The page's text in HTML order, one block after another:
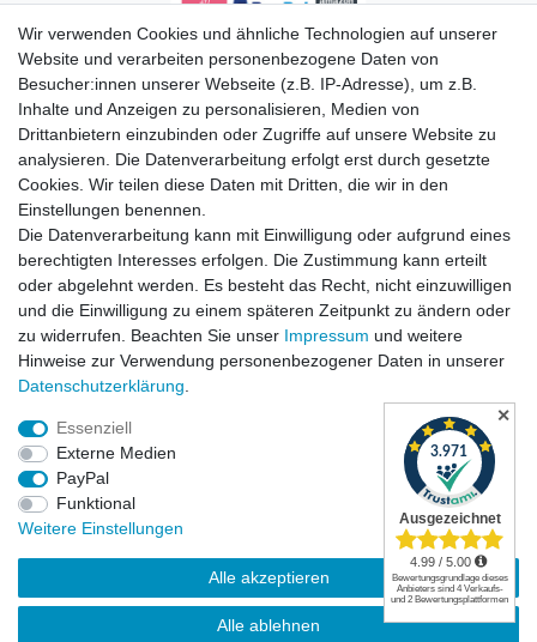
Zahlungsarten
Versandkosten
Widerrufsrecht Impressum|
Kontakt
Wir verwenden Cookies und ähnliche Technologien auf unserer
Website und verarbeiten personenbezogene Daten von
Besucher:innen unserer Webseite (z.B. IP-Adresse), um z.B.
Inhalte und Anzeigen zu personalisieren, Medien von
Drittanbietern einzubinden oder Zugriffe auf unsere Website zu
analysieren. Die Datenverarbeitung erfolgt erst durch gesetzte
Cookies. Wir teilen diese Daten mit Dritten, die wir in den
Einstellungen benennen.
Die Datenverarbeitung kann mit Einwilligung oder aufgrund eines
berechtigten Interesses erfolgen. Die Zustimmung kann erteilt
oder abgelehnt werden. Es besteht das Recht, nicht einzuwilligen
und die Einwilligung zu einem späteren Zeitpunkt zu ändern oder
zu widerrufen. Beachten Sie unser Impressum und weitere
Hinweise zur Verwendung personenbezogener Daten in unserer
Daten­schutz­erklärung
Essenziell
Externe Medien
PayPal
Funktional
Weitere Einstellungen
Alle akzeptieren
Alle ablehnen
✕